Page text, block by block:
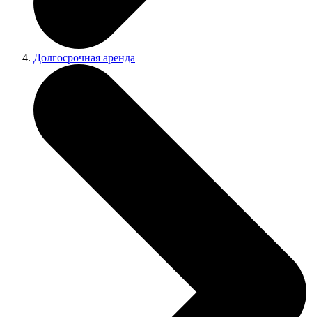
Долгосрочная аренда